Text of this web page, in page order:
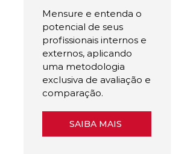
Mensure e entenda o
potencial de seus
profissionais internos e
externos, aplicando
uma metodologia
exclusiva de avaliação e
comparação.
SAIBA MAIS